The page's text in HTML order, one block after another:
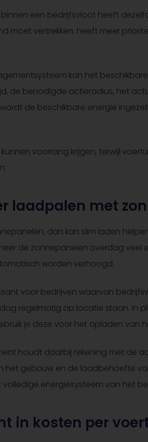
een bedrijfsvloot heeft
moet vertrekken, heeft meer
kan het
de benodigde actieradius, het
de beschikbare energie
voorrang krijgen, terwijl
laadpalen met
dan kan slim laden
de zonnepanelen overdag veel
worden verhoogd.
voor bedrijven waarvan
regelmatig op locatie staan. In
je deze voor het opladen van
houdt daarbij rekening met de
het gebouw en de laadbehoefte
energiesysteem van het
in kosten per